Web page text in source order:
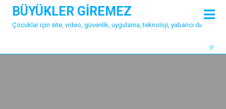
content
BÜYÜKLER GİREMEZ
Çocuklar için site, video, güvenlik, uygulama, teknoloji, yabancı dil